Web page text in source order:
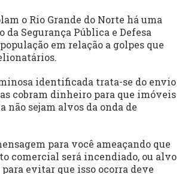
o Rio Grande do Norte há uma
da Segurança Pública e Defesa
em relação a golpes que
identificada trata-se do envio
cobram dinheiro para que imóveis
sejam alvos da onda de
para você ameaçando que
comercial será incendiado, ou alvo
evitar que isso ocorra deve